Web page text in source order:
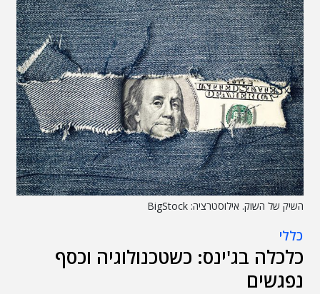
השיק של השוק. אילוסטרציה: BigStock
כללי
כלכלה בג'ינס: כשטכנולוגיה וכסף
נפגשים